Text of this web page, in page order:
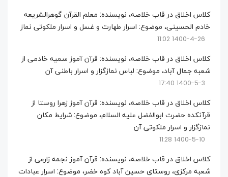
کلاس اخلاق در قاب خلاصه، نویسنده: معلم القرآن گوهرالشریعه
خادم الحسینی، موضوع: اسرار طهارت و غسل و اسرار ملکوتی نماز
1400-4-26 11:02
کلاس اخلاق در قاب خلاصه، نویسنده: قرآن آموز سمیه خادمی از
شعبه جمال آباد، موضوع: لباس نمازگزار و اسرار باطنی آن
1400-5-3 17:40
کلاس اخلاق در قاب خلاصه، نویسنده: قرآن آموز زهرا روستا از
قرآنکده حضرت ابوالفضل علیه السلام، موضوع: شرایط مکان
نمازگزار و اسرار ملکوتی آن
1400-5-10 11:28
کلاس اخلاق در قاب خلاصه، نویسنده: قرآن آموز نجمه زارعی از
شعبه مرکزی، روستای حسین آباد کوه خضر، موضوع: اسرار عبادات